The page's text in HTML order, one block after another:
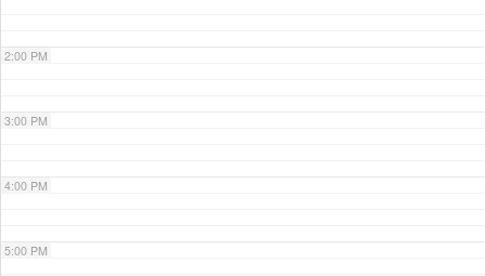
2:00 PM
3:00 PM
4:00 PM
5:00 PM